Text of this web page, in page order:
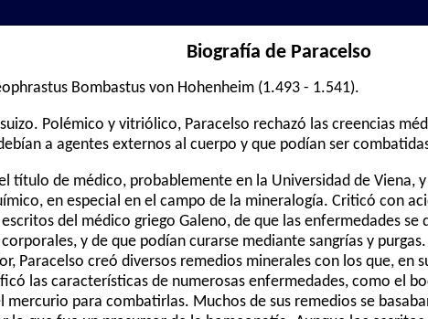
Biografía de Paracelso
Bombastus von Hohenheim (1.493 - 1.541).
Polémico y vitriólico, Paracelso rechazó las creencias
a agentes externos al cuerpo y que podían ser
título de médico, probablemente en la Universidad de Viena,
en especial en el campo de la mineralogía. Criticó con
del médico griego Galeno, de que las enfermedades se
y de que podían curarse mediante sangrías y
Paracelso creó diversos remedios minerales con los que, en
las características de numerosas enfermedades, como el
mercurio para combatirlas. Muchos de sus remedios se